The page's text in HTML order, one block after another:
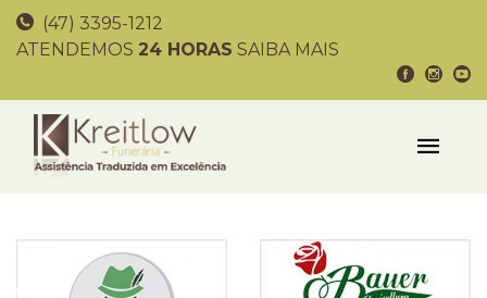
(47) 3395-1212
ATENDEMOS 24 HORAS SAIBA MAIS